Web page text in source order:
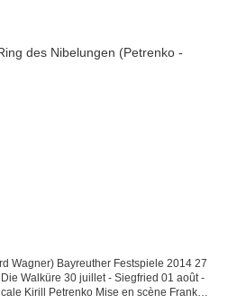
Wagner) Bayreuther Festspiele 2014 27
Walküre 30 juillet - Siegfried 01 août -
Kirill Petrenko Mise en scène Frank